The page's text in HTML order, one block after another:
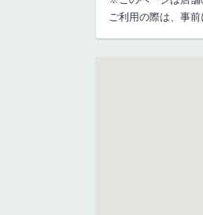
ご利用の際は、事